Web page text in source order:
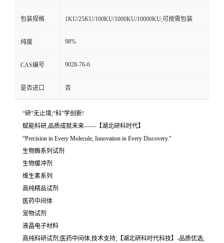
包装规格 1KU/25KU/100KU/1000KU/10000KU;可按需包装
纯度 98%
CAS编号 9028-76-6
是否进口 否
“研”无止境;“科”学创新!
赋能科研,品质成就未来——【湖北研科时代】
“Precision in Every Molecule, Innovation in Every Discovery."
生物酶系列试剂
生物缓冲剂
维生素系列
高纯精品试剂
医药中间体
宠物试剂
液晶电子材料
高纯科研试剂;医药中间体;技术支持;【湖北研科时代科技】-品质优选;